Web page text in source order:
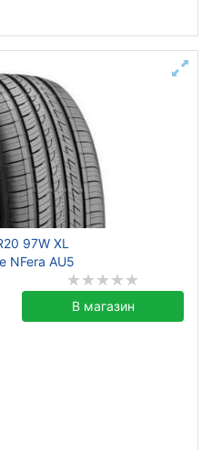
97W XL
NFera AU5
В магазин